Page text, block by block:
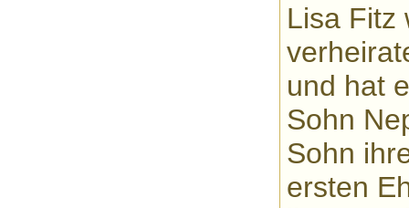
Lisa Fitz
und hat
Sohn
Sohn
ersten